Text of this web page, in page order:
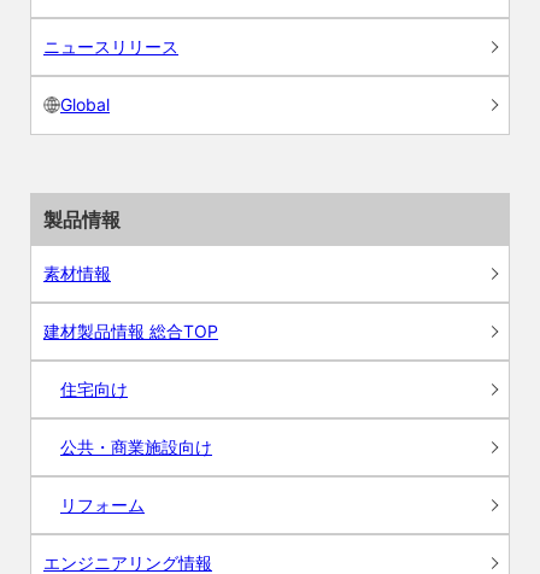
ニュースリリース
Global
製品情報
素材情報
建材製品情報 総合TOP
住宅向け
公共・商業施設向け
リフォーム
エンジニアリング情報